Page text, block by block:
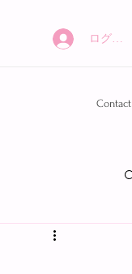
ログイン
Contact